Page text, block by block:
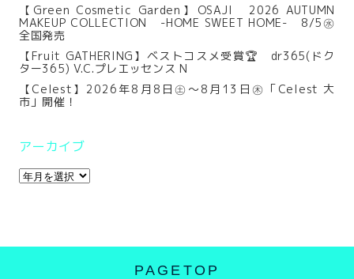
【Green Cosmetic Garden】OSAJI 2026 AUTUMN
MAKEUP COLLECTION -HOME SWEET HOME- 8/5㊌
全国発売
【Fruit GATHERING】ベストコスメ受賞🏆 dr365(ドク
ター365) V.C.プレエッセンス N
【Celest】2026年8月8日㊏～8月13日㊍「Celest 大
市」開催！
アーカイブ
PAGETOP